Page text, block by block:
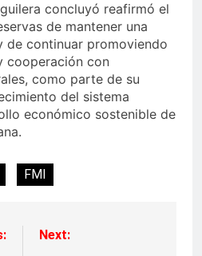
concluyó reafirmó el
de mantener una
de continuar promoviendo
cooperación con
como parte de su
del sistema
económico sostenible de
FMI
Next: